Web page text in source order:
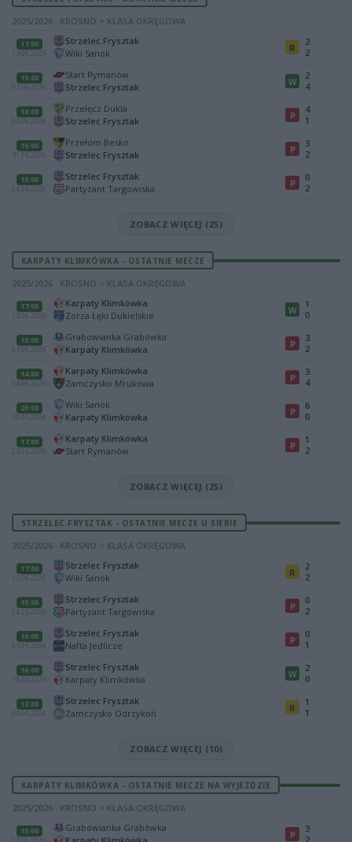
2025/2026 · KROSNO > KLASA OKRĘGOWA
17:00
13.06.2026
Strzelec Frysztak
Wiki Sanok
R
2
2
15:00
07.06.2026
Start Rymanów
Strzelec Frysztak
W
2
4
18:00
03.06.2026
Przełęcz Dukla
Strzelec Frysztak
P
4
1
16:00
31.05.2026
Przełom Besko
Strzelec Frysztak
P
3
2
15:00
24.05.2026
Strzelec Frysztak
Partyzant Targowiska
P
0
2
ZOBACZ WIĘCEJ (25)
KARPATY KLIMKÓWKA - OSTATNIE MECZE
2025/2026 · KROSNO > KLASA OKRĘGOWA
17:00
13.06.2026
Karpaty Klimkówka
Zorza Łęki Dukielskie
W
1
0
15:00
07.06.2026
Grabowianka Grabówka
Karpaty Klimkówka
P
3
2
14:00
04.06.2026
Karpaty Klimkówka
Zamczysko Mrukowa
P
3
4
20:00
29.05.2026
Wiki Sanok
Karpaty Klimkówka
P
6
0
17:00
23.05.2026
Karpaty Klimkówka
Start Rymanów
P
1
2
ZOBACZ WIĘCEJ (25)
STRZELEC FRYSZTAK - OSTATNIE MECZE U SIEBIE
2025/2026 · KROSNO > KLASA OKRĘGOWA
17:00
13.06.2026
Strzelec Frysztak
Wiki Sanok
R
2
2
15:00
24.05.2026
Strzelec Frysztak
Partyzant Targowiska
P
0
2
16:00
03.05.2026
Strzelec Frysztak
Nafta Jedlicze
P
0
1
16:00
19.04.2026
Strzelec Frysztak
Karpaty Klimkówka
W
2
0
12:00
04.04.2026
Strzelec Frysztak
Zamczysko Odrzykoń
R
1
1
ZOBACZ WIĘCEJ (10)
KARPATY KLIMKÓWKA - OSTATNIE MECZE NA WYJEZDZIE
2025/2026 · KROSNO > KLASA OKRĘGOWA
15:00
07.06.2026
Grabowianka Grabówka
P
3
2